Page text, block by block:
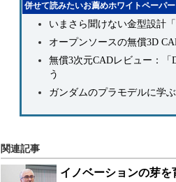
併せて読みたいお薦めホワイトペーパー
いまさら聞けない金型設計
オープンソースの無償3D
無償3次元CADレビュー：「
う
ガンダムのプラモデルに学
関連記事
イノベーションの芽